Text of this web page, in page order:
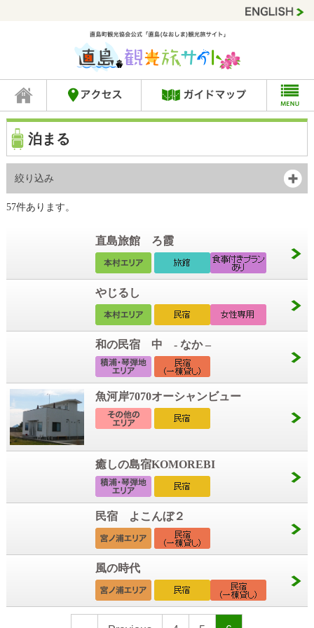
泊まる
絞り込み
57件あります。
直島旅館 ろ霞
やじるし
和の民宿 中 - なか –
魚河岸7070オーシャンビュー
癒しの島宿KOMOREBI
民宿 よこんぼ２
風の時代